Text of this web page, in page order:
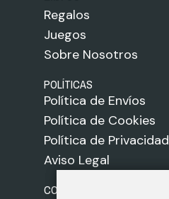
Regalos
Juegos
Sobre Nosotros
POLÍTICAS
Política de Envíos
Política de Cookies
Política de Privacidad
Aviso Legal
CONTACTO